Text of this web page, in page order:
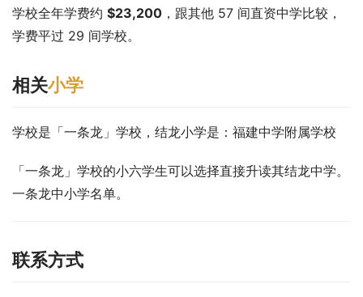
学校全年学费约 $23,200 ，跟其他 57 间直资中学比较，
学费平过 29 间学校。
相关小学
学校是「一条龙」学校，结龙小学是：福建中学附属学校
「一条龙」学校的小六学生可以选择直接升读其结龙中学。
一条龙中小学名单。
联系方式